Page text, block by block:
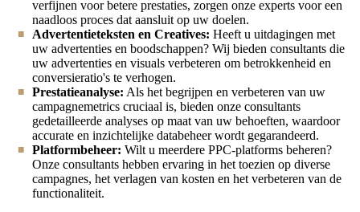
verfijnen voor betere prestaties, zorgen onze experts voor een
naadloos proces dat aansluit op uw doelen.
Advertentieteksten en Creatives: Heeft u uitdagingen met
uw advertenties en boodschappen? Wij bieden consultants die
uw advertenties en visuals verbeteren om betrokkenheid en
conversieratio's te verhogen.
Prestatieanalyse: Als het begrijpen en verbeteren van uw
campagnemetrics cruciaal is, bieden onze consultants
gedetailleerde analyses op maat van uw behoeften, waardoor
accurate en inzichtelijke databeheer wordt gegarandeerd.
Platformbeheer: Wilt u meerdere PPC-platforms beheren?
Onze consultants hebben ervaring in het toezien op diverse
campagnes, het verlagen van kosten en het verbeteren van de
functionaliteit.